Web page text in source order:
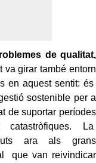
de qualitat,
va girar també entorn
en aquest sentit: és
sostenible per a
de suportar períodes
La
ara als grans
que van reivindicar